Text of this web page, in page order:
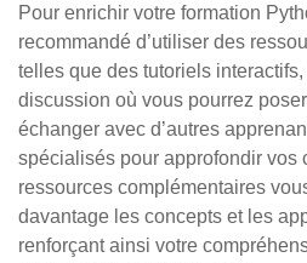
Pour enrichir votre formation
recommandé d’utiliser des
telles que des tutoriels
discussion où vous pourrez
échanger avec d’autres
spécialisés pour approfondir vos
ressources complémentaires
davantage les concepts et les
renforçant ainsi votre